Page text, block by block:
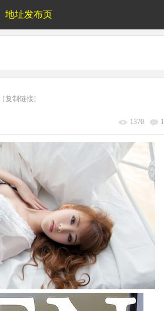
地址发布页
[复制链接]
1370